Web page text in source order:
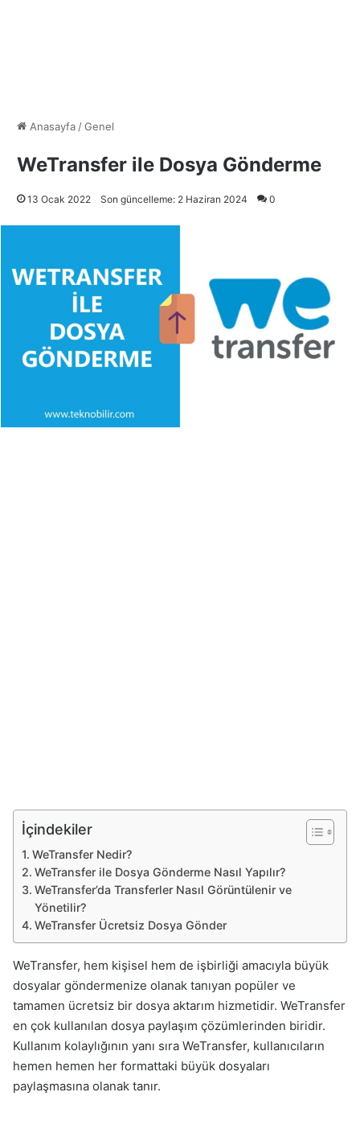
Anasayfa/Genel
WeTransfer ile Dosya Gönderme
13 Ocak 2022 Son güncelleme: 2 Haziran 2024 0
İçindekiler
WeTransfer Nedir?
WeTransfer ile Dosya Gönderme Nasıl Yapılır?
WeTransfer’da Transferler Nasıl Görüntülenir ve
Yönetilir?
WeTransfer Ücretsiz Dosya Gönder
WeTransfer, hem kişisel hem de işbirliği amacıyla büyük
dosyalar göndermenize olanak tanıyan popüler ve
tamamen ücretsiz bir dosya aktarım hizmetidir. WeTransfer
en çok kullanılan dosya paylaşım çözümlerinden biridir.
Kullanım kolaylığının yanı sıra WeTransfer, kullanıcıların
hemen hemen her formattaki büyük dosyaları
paylaşmasına olanak tanır.